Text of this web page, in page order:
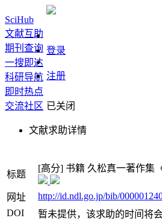
SciHub
文献互助
期刊查询
一搜即达
科研导航
即时热点
交流社区
登录
注册
已关闭
文献求助详情
标题
[高分] 书籍 久松真一著作集
网址
http://id.ndl.go.jp/bib/
DOI
暂未提供，该求助的时间将会